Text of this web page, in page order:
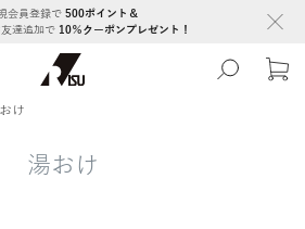
会員登録で 500ポイント＆
友達追加で 10％クーポンプレゼント！
け
湯おけ